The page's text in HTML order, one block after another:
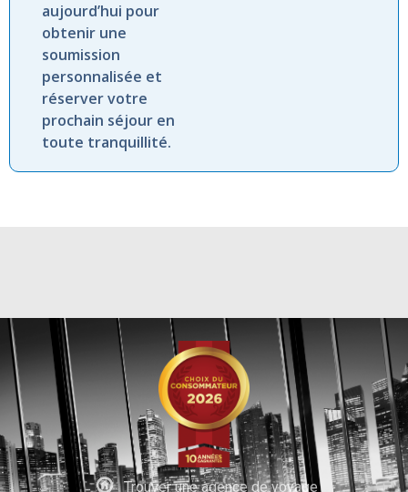
aujourd’hui pour
obtenir une
soumission
personnalisée et
réserver votre
prochain séjour en
toute tranquillité.
Trouver une agence de voyage